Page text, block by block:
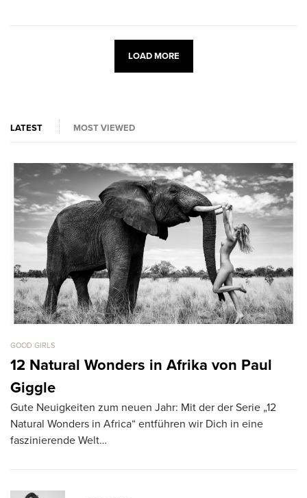
LOAD MORE
LATEST MOST VIEWED
GOOD GIRLS
12 Natural Wonders in Afrika von Paul
Giggle
Gute Neuigkeiten zum neuen Jahr: Mit der der Serie „12
Natural Wonders in Africa“ entführen wir Dich in eine
faszinierende Welt…